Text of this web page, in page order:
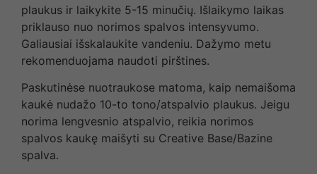
plaukus ir laikykite 5-15 minučių. Išlaikymo laikas
priklauso nuo norimos spalvos intensyvumo.
Galiausiai išskalaukite vandeniu. Dažymo metu
rekomenduojama naudoti pirštines.
Paskutinėse nuotraukose matoma, kaip nemaišoma
kaukė nudažo 10-to tono/atspalvio plaukus. Jeigu
norima lengvesnio atspalvio, reikia norimos
spalvos kaukę maišyti su Creative Base/Bazine
spalva.